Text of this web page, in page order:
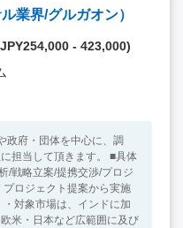
経験 ・商社での業務経験
業界/グルガオン）
JPY254,000 - 423,000)
政府・団体を中心に、調
担当して頂きます。 ■具体
/戦略立案/提携交渉/プロジ
ロジェクト提案から実施
対象市場は、インドに加
米・日本など広範囲に及び